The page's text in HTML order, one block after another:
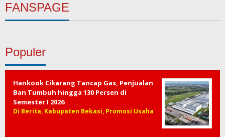
FANSPAGE
Populer
Hankook Cikarang Tancap Gas, Penjualan
Ban Tumbuh hingga 130 Persen di
Semester I 2026
Di Berita, Kabupaten Bekasi, Promosi Usaha